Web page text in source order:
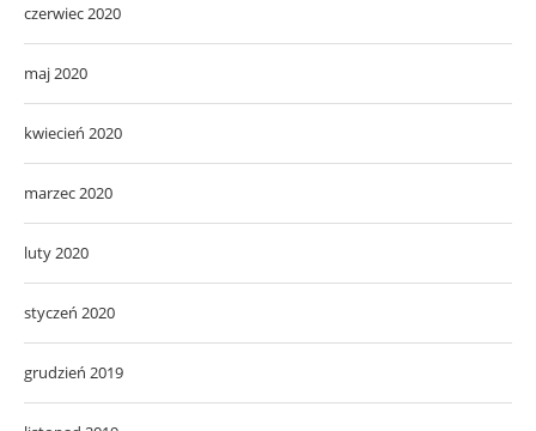
czerwiec 2020
maj 2020
kwiecień 2020
marzec 2020
luty 2020
styczeń 2020
grudzień 2019